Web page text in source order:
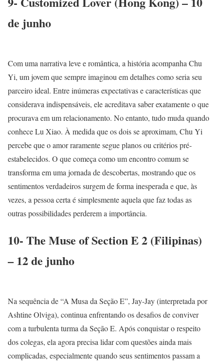
de junho
Com uma narrativa leve e romântica, a história acompanha Chu
Yi, um jovem que sempre imaginou em detalhes como seria seu
parceiro ideal. Entre inúmeras expectativas e características que
considerava indispensáveis, ele acreditava saber exatamente o que
procurava em um relacionamento. No entanto, tudo muda quando
conhece Lu Xiao. À medida que os dois se aproximam, Chu Yi
percebe que o amor raramente segue planos ou critérios pré-
estabelecidos. O que começa como um encontro comum se
transforma em uma jornada de descobertas, mostrando que os
sentimentos verdadeiros surgem de forma inesperada e que, às
vezes, a pessoa certa é simplesmente aquela que faz todas as
outras possibilidades perderem a importância.
10- The Muse of Section E 2 (Filipinas)
– 12 de junho
Na sequência de “A Musa da Seção E”, Jay-Jay (interpretada por
Ashtine Olviga), continua enfrentando os desafios de conviver
com a turbulenta turma da Seção E. Após conquistar o respeito
dos colegas, ela agora precisa lidar com questões ainda mais
complicadas, especialmente quando seus sentimentos passam a